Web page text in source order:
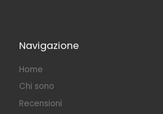
Navigazione
Home
Chi sono
Recensioni